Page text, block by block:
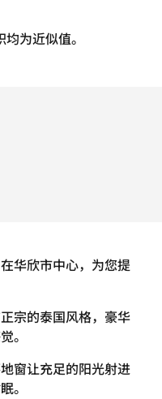
为近似值。
华欣市中心，为您提
宗的泰国风格，豪华
。
窗让充足的阳光射进
。